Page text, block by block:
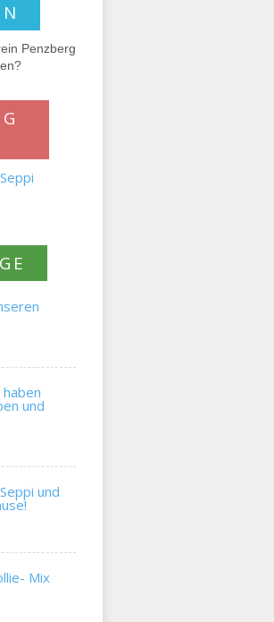
Penzberg
haben
und
und
Mix